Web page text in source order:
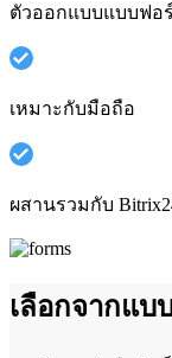
ตัวออกแบบแบบฟอ
เหมาะกับมือถือ
ผสานรวมกับ
เลือกจากแบ